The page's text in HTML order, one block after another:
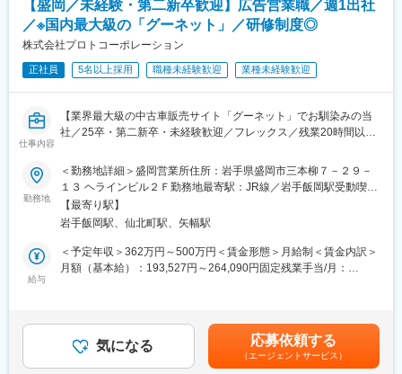
変更の範囲：会社の定める業務
お願いすることもあります。
■組織構成
現在、編集担当は女性7名（30~50代）、男性3名（40代）の合計
10名が在籍しており、経験の長い社員が多く在籍しております。
■期待する役割
テスト作成における業務の効率化、簡素化を推進する役割を担っ
ていただきたいポジションです。AIの効果的な活用なども期待し
■就業環境
・残業は月20時間程度・17:15定時とプライベートも大事にでき
る環境です。
る職場です。
テスト」ほか、学校向け教材・テキスト制作、学習塾「作人舘」
の運営をしており、地域の教育インフラを支えています。
【盛岡／未経験・第二新卒歓迎】広告営業職／週1出社
／※国内最大級の「グーネット」／研修制度◎
株式会社プロトコーポレーション
正社員 5名以上採用 職種未経験歓迎 業種未経験歓迎
仕事内容
【業界最大級の中古車販売サイト「グーネット」でお馴染みの当
社／25卒・第二新卒・未経験歓迎／フレックス／残業20時間以内
キャリアアップ／】
■仕事概要：
・顧客（中古車販売店）に対して、売上・利益の最大化に貢献す
るご提案を行います。
営業時の移動手段は車を使用しての活動となります。
■職務詳細：クライアント（広告主）に対して、クルマ情報誌『グ
ん）
※一部、取材・撮影・制作もお任せします。また、自動車メーカー
勤務地
＜勤務地詳細＞盛岡営業所住所：岩手県盛岡市三本柳７－２９－
１３ ヘラインビル２Ｆ勤務地最寄駅：JR線／岩手飯岡駅受動喫煙
対策：屋内全面禁煙変更の範囲：会社の定める事業所（リモート
ワーク含む）
【最寄り駅】
岩手飯岡駅、仙北町駅、矢幅駅
給与
＜予定年収＞362万円～500万円＜賃金形態＞月給制＜賃金内訳＞
月額（基本給）：193,527円～264,090円固定残業手当/月：
に加え、家族手当や車通勤手当、営業手当等あり昇給：年1回（4
月）賞与：年2回（3月、10月）賃金はあくまでも目安の金額であ
り、選考を通じて上下する可能性があります。月給(月額)は固定手
気になる 応募依頼する
（エージェントサービス）